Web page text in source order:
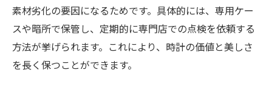
素材劣化の要因になるためです。具体的には、専用ケー
スや暗所で保管し、定期的に専門店での点検を依頼する
方法が挙げられます。これにより、時計の価値と美しさ
を長く保つことができます。